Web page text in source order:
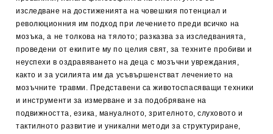
изследване на достиженията на човешкия потенциал и
революционния им подход при лечението преди всичко на
мозъка, а не толкова на тялото; разказва за изследванията,
проведени от екипите му по целия свят, за техните пробиви и
неуспехи в оздравяването на деца с мозъчни увреждания,
както и за усилията им да усъвършенстват лечението на
мозъчните травми. Представени са животоспасяващи техники
и инструменти за измерване и за подобряване на
подвижността, езика, мануалното, зрителното, слуховото и
тактилното развитие и уникални методи за структуриране,